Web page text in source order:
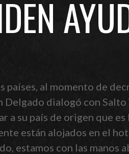
al momento de
dialogó con
su país de origen que
están alojados en el
estamos con las manos